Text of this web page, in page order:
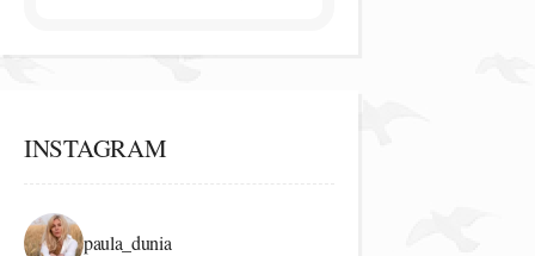
INSTAGRAM
paula_dunia